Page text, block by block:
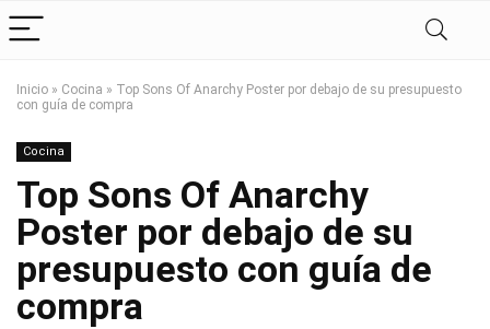
Inicio » Cocina » Top Sons Of Anarchy Poster por debajo de su presupuesto
con guía de compra
Cocina
Top Sons Of Anarchy
Poster por debajo de su
presupuesto con guía de
compra